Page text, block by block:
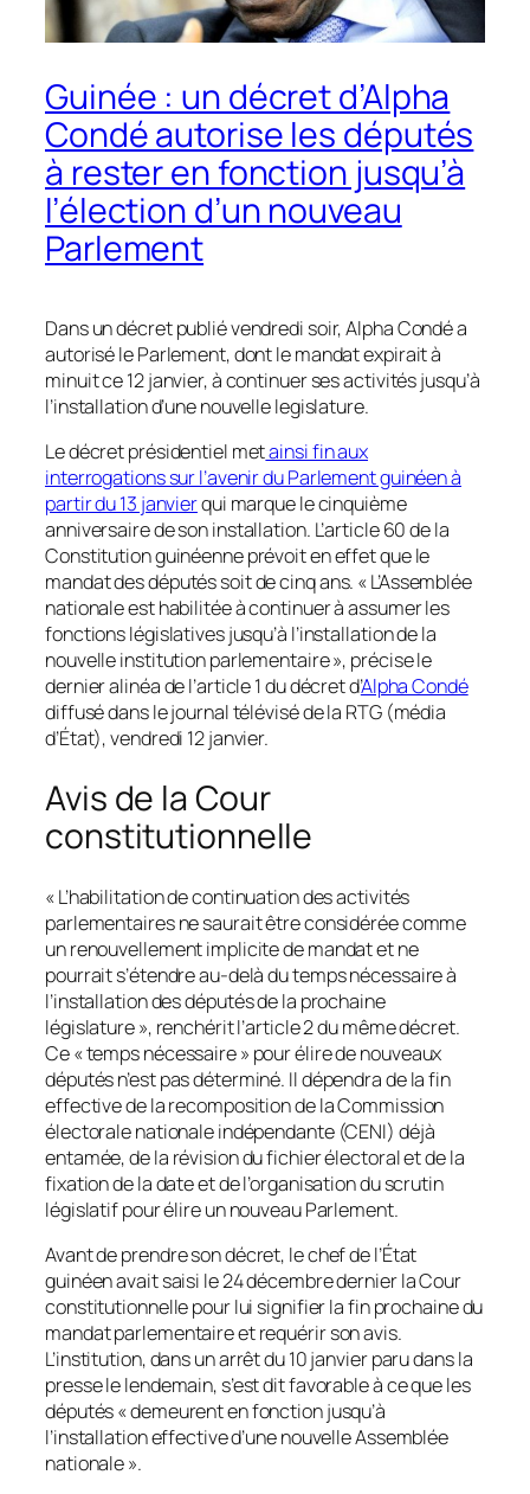
Guinée : un décret d’Alpha
Condé autorise les députés
à rester en fonction jusqu’à
l’élection d’un nouveau
Parlement
Dans un décret publié vendredi soir, Alpha Condé a
autorisé le Parlement, dont le mandat expirait à
minuit ce 12 janvier, à continuer ses activités jusqu’à
l’installation d’une nouvelle legislature.
Le décret présidentiel metainsi fin aux
interrogations sur l’avenir du Parlement guinéen à
partir du 13 janvierqui marque le cinquième
anniversaire de son installation. L’article 60 de la
Constitution guinéenne prévoit en effet que le
mandat des députés soit de cinq ans. « L’Assemblée
nationale est habilitée à continuer à assumer les
fonctions législatives jusqu’à l’installation de la
nouvelle institution parlementaire », précise le
dernier alinéa de l’article 1 du décret d’Alpha Condé
diffusé dans le journal télévisé de la RTG (média
d’État), vendredi 12 janvier.
Avis de la Cour
constitutionnelle
« L’habilitation de continuation des activités
parlementaires ne saurait être considérée comme
un renouvellement implicite de mandat et ne
pourrait s’étendre au-delà du temps nécessaire à
l’installation des députés de la prochaine
législature », renchérit l’article 2 du même décret.
Ce « temps nécessaire » pour élire de nouveaux
députés n’est pas déterminé. Il dépendra de la fin
effective de la recomposition de la Commission
électorale nationale indépendante (CENI) déjà
entamée, de la révision du fichier électoral et de la
fixation de la date et de l’organisation du scrutin
législatif pour élire un nouveau Parlement.
Avant de prendre son décret, le chef de l’État
guinéen avait saisi le 24 décembre dernier la Cour
constitutionnelle pour lui signifier la fin prochaine du
mandat parlementaire et requérir son avis.
L’institution, dans un arrêt du 10 janvier paru dans la
presse le lendemain, s’est dit favorable à ce que les
députés « demeurent en fonction jusqu’à
l’installation effective d’une nouvelle Assemblée
nationale ».